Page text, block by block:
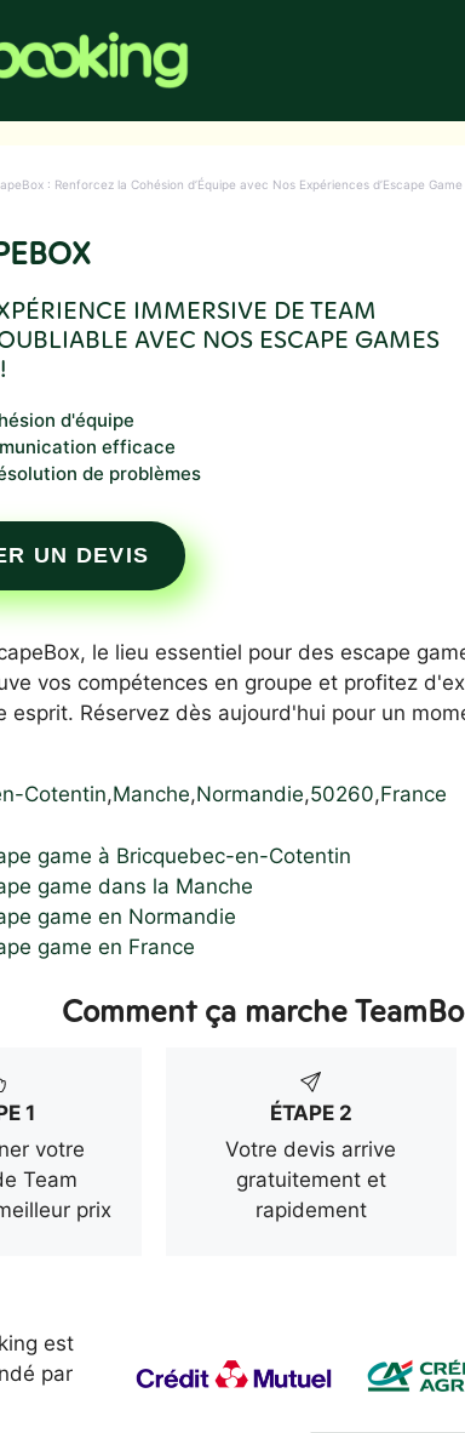
: Renforcez la Cohésion d’Équipe avec Nos Expériences d’Escape
IMMERSIVE DE TEAM
AVEC NOS ESCAPE GAMES
d'équipe
efficace
de problèmes
UN DEVIS
le lieu essentiel pour des escape
vos compétences en groupe et profitez
esprit. Réservez dès aujourd'hui pour un
Cotentin,Manche,Normandie,50260,France
game à Bricquebec-en-Cotentin
game dans la Manche
game en Normandie
game en France
Comment ça marche
1
votre
Team
prix
ÉTAPE 2
Votre devis arrive
gratuitement et
rapidement
est
par